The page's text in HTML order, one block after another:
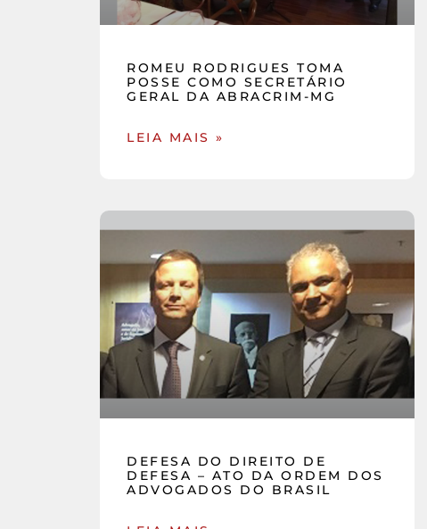
ROMEU RODRIGUES TOMA
POSSE COMO SECRETÁRIO
GERAL DA ABRACRIM-MG
LEIA MAIS »
DEFESA DO DIREITO DE
DEFESA – ATO DA ORDEM DOS
ADVOGADOS DO BRASIL